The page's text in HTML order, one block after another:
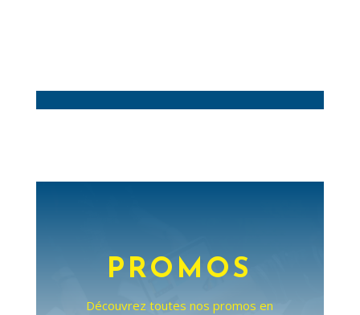
PROMOS
Découvrez toutes nos promos en